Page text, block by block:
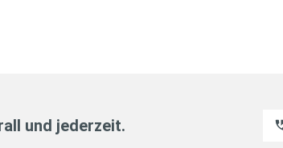
und jederzeit.